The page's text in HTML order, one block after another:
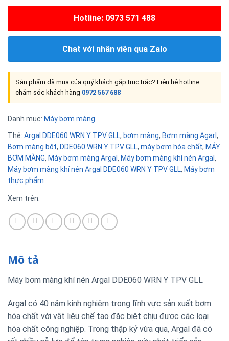
Hotline: 0973 571 488
Chat với nhân viên qua Zalo
Sản phẩm đã mua của quý khách gặp trục trặc? Liên hệ hotline
chăm sóc khách hàng 0972 567 688
Danh mục: Máy bơm màng
Thẻ: Argal DDE060 WRN Y TPV GLL, bơm màng, Bơm màng Agarl,
Bơm màng bột, DDE060 WRN Y TPV GLL, máy bơm hóa chất, MÁY
BƠM MÀNG, Máy bơm màng Argal , Máy bơm màng khí nén Argal ,
Máy bơm màng khí nén Argal DDE060 WRN Y TPV GLL, Máy bơm
thực phẩm
Xem trên:
Mô tả
Máy bơm màng khí nén Argal DDE060 WRN Y TPV GLL
Argal có 40 năm kinh nghiệm trong lĩnh vực sản xuất bơm
hóa chất với vật liệu chế tạo đặc biệt chịu được các loại
hóa chất công nghiệp. Trong thập kỷ vừa qua, Argal đã có